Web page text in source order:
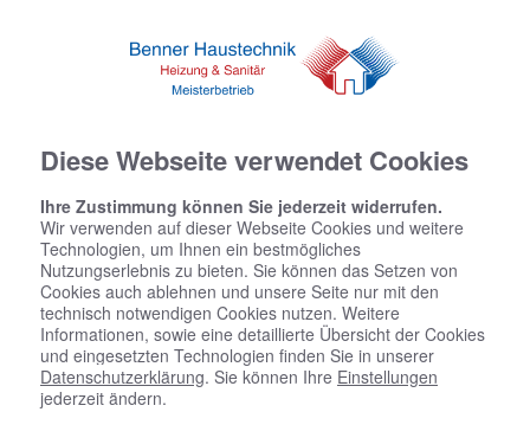
Diese Webseite verwendet Cookies
Ihre Zustimmung können Sie jederzeit widerrufen.
Wir verwenden auf dieser Webseite Cookies und weitere
Technologien, um Ihnen ein bestmögliches
Nutzungserlebnis zu bieten. Sie können das Setzen von
Cookies auch ablehnen und unsere Seite nur mit den
technisch notwendigen Cookies nutzen. Weitere
Informationen, sowie eine detaillierte Übersicht der Cookies
und eingesetzten Technologien finden Sie in unserer
Datenschutzerklärung. Sie können Ihre Einstellungen
jederzeit ändern.